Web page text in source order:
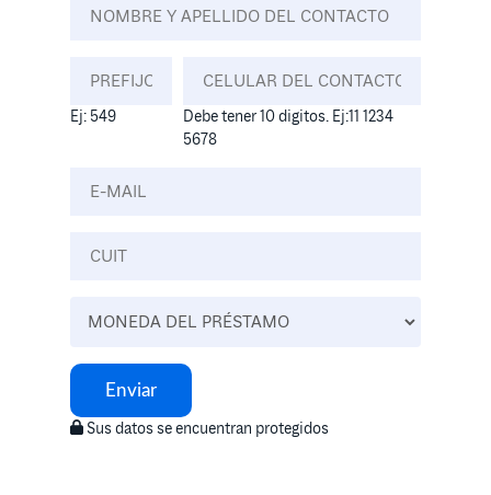
Ej: 549
Debe tener 10 digitos. Ej:11 1234
5678
Enviar
Sus datos se encuentran protegidos